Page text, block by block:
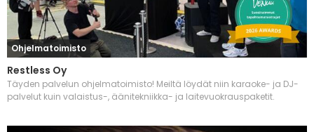
Ohjelmatoimisto
Restless Oy
Täyden palvelun ohjelmatoimisto! Meiltä löydät niin karaoke- ja DJ-
palvelut kuin valaistus-, äänitekniikka- ja laitevuokrauspaketit.